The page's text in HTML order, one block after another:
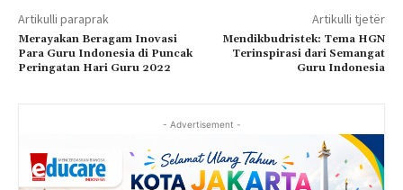
Artikulli paraprak
Merayakan Beragam Inovasi
Para Guru Indonesia di Puncak
Peringatan Hari Guru 2022
Artikulli tjetër
Mendikbudristek: Tema HGN
Terinspirasi dari Semangat
Guru Indonesia
- Advertisement -